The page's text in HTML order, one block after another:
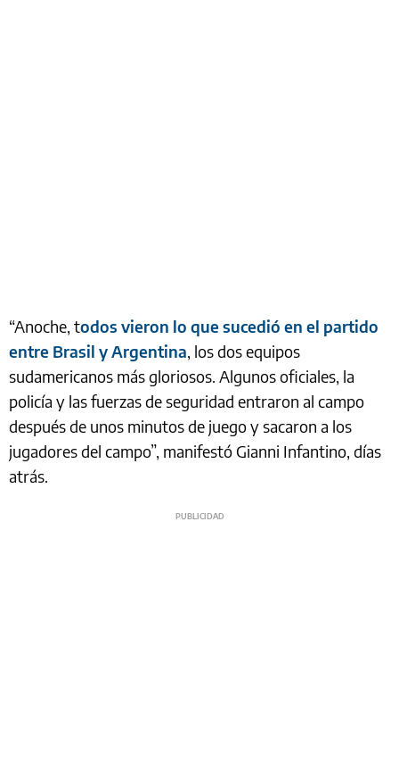
“Anoche, todos vieron lo que sucedió en el partido
entre Brasil y Argentina, los dos equipos
sudamericanos más gloriosos. Algunos oficiales, la
policía y las fuerzas de seguridad entraron al campo
después de unos minutos de juego y sacaron a los
jugadores del campo”, manifestó Gianni Infantino, días
atrás.